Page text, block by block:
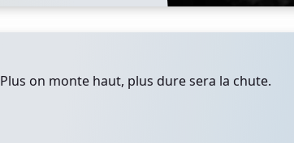
Plus on monte haut, plus dure sera la chute.